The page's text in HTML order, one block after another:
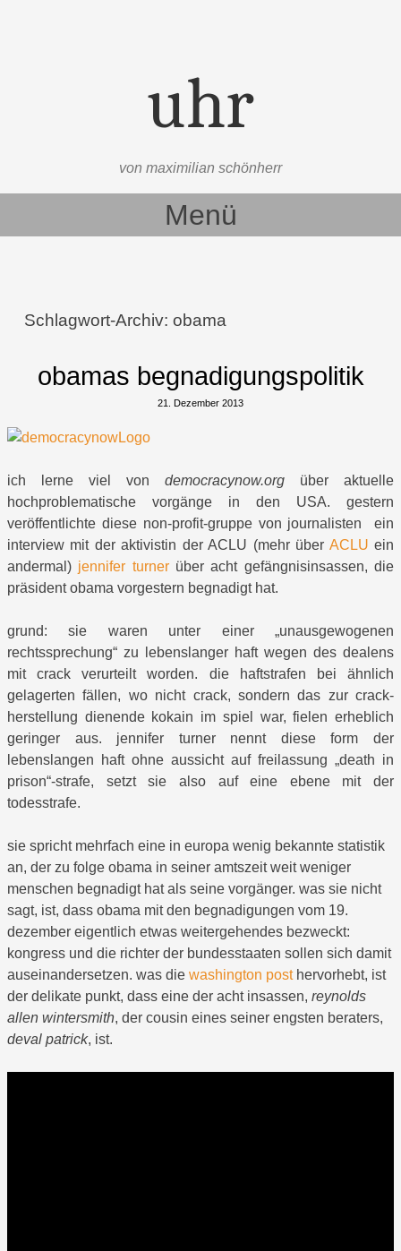
uhr
von maximilian schönherr
Menü
Schlagwort-Archiv:obama
obamas begnadigungspolitik
21. Dezember 2013
ich lerne viel von democracynow.org über aktuelle
hochproblematische vorgänge in den USA. gestern
veröffentlichte diese non-profit-gruppe von journalisten ein
interview mit der aktivistin der ACLU (mehr über ACLU ein
andermal) jennifer turnerüber acht gefängnisinsassen, die
präsident obama vorgestern begnadigt hat.
grund: sie waren unter einer „unausgewogenen
rechtssprechung“ zu lebenslanger haft wegen des dealens
mit crack verurteilt worden. die haftstrafen bei ähnlich
gelagerten fällen, wo nicht crack, sondern das zur crack-
herstellung dienende kokain im spiel war, fielen erheblich
geringer aus. jennifer turner nennt diese form der
lebenslangen haft ohne aussicht auf freilassung „death in
prison“-strafe, setzt sie also auf eine ebene mit der
todesstrafe.
sie spricht mehrfach eine in europa wenig bekannte statistik
an, der zu folge obama in seiner amtszeit weit weniger
menschen begnadigt hat als seine vorgänger. was sie nicht
sagt, ist, dass obama mit den begnadigungen vom 19.
dezember eigentlich etwas weitergehendes bezweckt:
kongress und die richter der bundesstaaten sollen sich damit
auseinandersetzen. was die washington posthervorhebt, ist
der delikate punkt, dass eine der acht insassen, reynolds
allen wintersmith, der cousin eines seiner engsten beraters,
deval patrick, ist.